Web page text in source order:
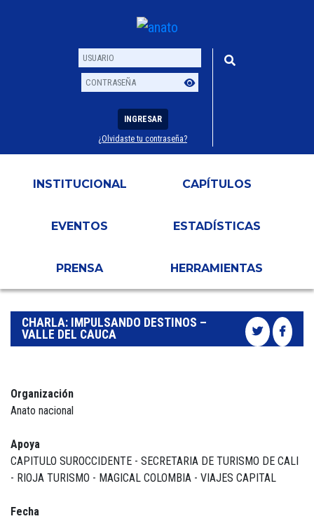
Usuario
Contraseña
INGRESAR
¿Olvidaste tu contraseña?
INSTITUCIONAL CAPÍTULOS
EVENTOS ESTADÍSTICAS
PRENSA HERRAMIENTAS
CHARLA: IMPULSANDO DESTINOS –
VALLE DEL CAUCA
Organización
Anato nacional
Apoya
CAPITULO SUROCCIDENTE - SECRETARIA DE TURISMO DE CALI
- RIOJA TURISMO - MAGICAL COLOMBIA - VIAJES CAPITAL
Fecha